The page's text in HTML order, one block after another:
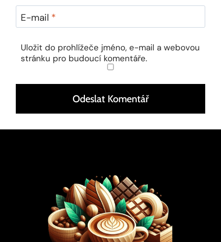
E-mail *
Uložit do prohlížeče jméno, e-mail a webovou
stránku pro budoucí komentáře.